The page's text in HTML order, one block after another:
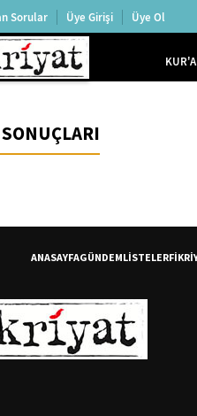
Sorular Üye Girişi Üye Ol
ANASAYFAGÜNDEMLİSTELER